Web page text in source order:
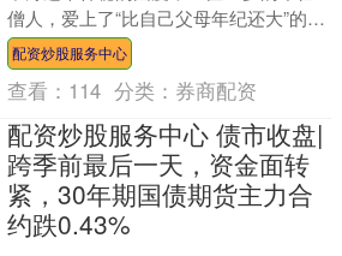
僧人，爱上了“比自己父母年纪还大”的北
京姑娘，为了爱情，他毅然还俗。 而38
岁的益姐只是....
配资炒股服务中心
查看： 114 分类： 券商配资
配资炒股服务中心 债市收盘|
跨季前最后一天，资金面转
紧，30年期国债期货主力合
约跌0.43%